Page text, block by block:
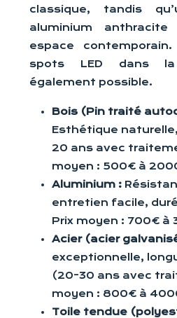
classique, tandis
aluminium anthracite
espace
spots LED dans
également possible.
Bois (Pin traité
Esthétique
20 ans avec
moyen : 500€ à
Aluminium :
entretien facile,
Prix moyen : 700€ à
Acier (acier
exceptionnelle,
(20-30 ans avec
moyen : 800€ à
Toile tendue